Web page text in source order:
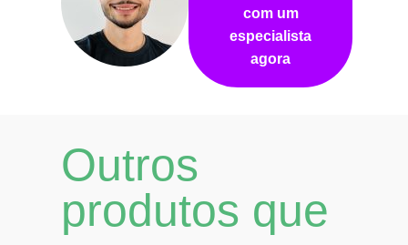
com um
especialista
agora
Outros
produtos que